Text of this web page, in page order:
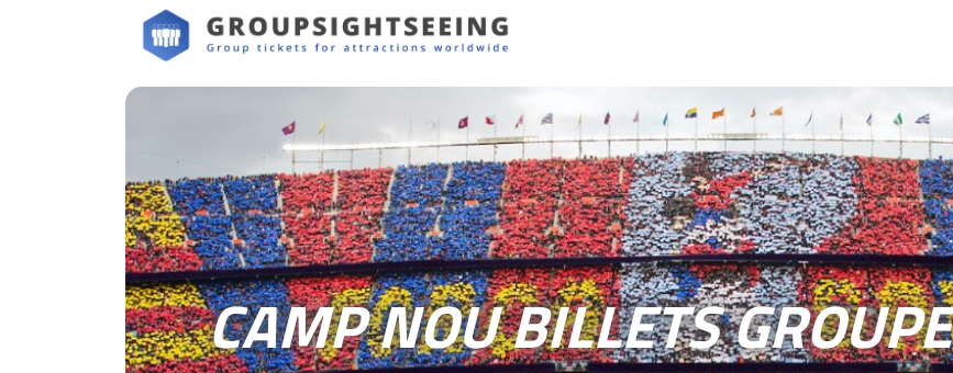
CAMP NOU BILLETS GROUPE